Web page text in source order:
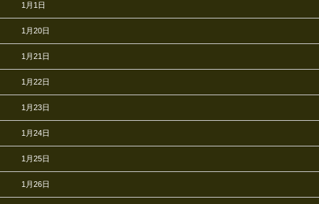
1月1日
1月20日
1月21日
1月22日
1月23日
1月24日
1月25日
1月26日